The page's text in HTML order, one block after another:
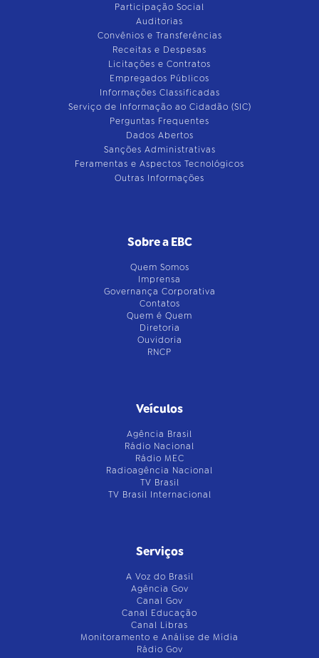
Participação Social
Auditorias
Convênios e Transferências
Receitas e Despesas
Licitações e Contratos
Empregados Públicos
Informações Classificadas
Serviço de Informação ao Cidadão (SIC)
Perguntas Frequentes
Dados Abertos
Sanções Administrativas
Feramentas e Aspectos Tecnológicos
Outras Informações
Sobre a EBC
Quem Somos
Imprensa
Governança Corporativa
Contatos
Quem é Quem
Diretoria
Ouvidoria
RNCP
Veículos
Agência Brasil
Rádio Nacional
Rádio MEC
Radioagência Nacional
TV Brasil
TV Brasil Internacional
Serviços
A Voz do Brasil
Agência Gov
Canal Gov
Canal Educação
Canal Libras
Monitoramento e Análise de Mídia
Rádio Gov